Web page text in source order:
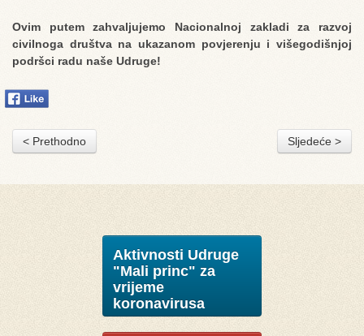
Ovim putem zahvaljujemo Nacionalnoj zakladi za razvoj
civilnoga društva na ukazanom povjerenju i višegodišnjoj
podršci radu naše Udruge!
< Prethodno Sljedeće >
Aktivnosti Udruge
"Mali princ" za
vrijeme
koronavirusa